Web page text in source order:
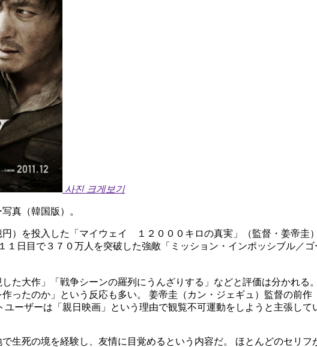
사진 크게보기
真（韓国版）。
）を投入した「マイウェイ １２０００キロの真実」（監督・姜帝圭
１日目で３７０万人を突破した強敵「ミッション・インポッシブル／
た大作」「戦争シーンの羅列にうんざりする」などと評価は分かれ
ったのか」という反応も多い。 姜帝圭（カン・ジェギュ）監督の前
ーザーは「親日映画」という理由で観覧不可運動をしようと主張して
生死の境を経験し、友情に目覚めるという内容だ。 ほとんどのセリ